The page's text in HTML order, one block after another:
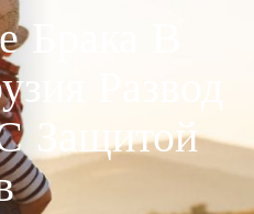
Брака В
Защитой